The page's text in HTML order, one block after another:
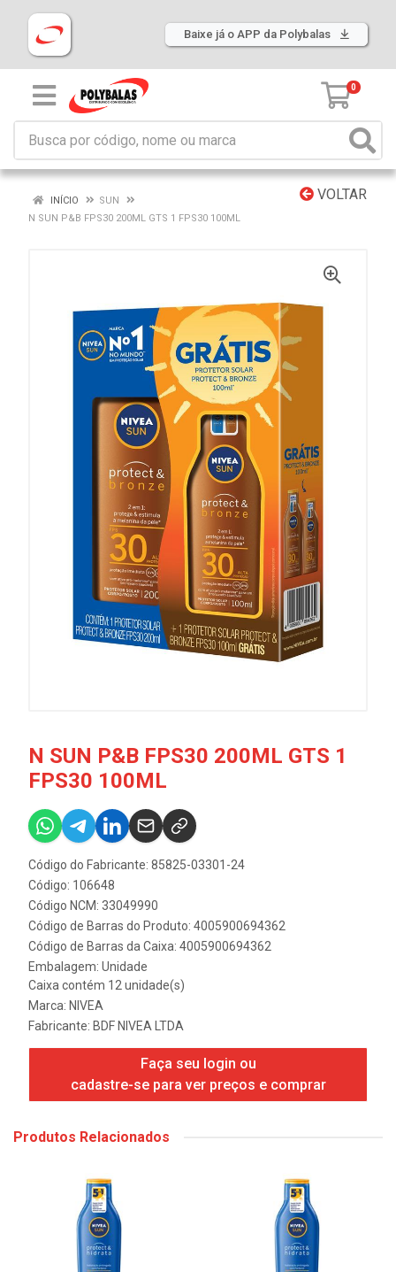
Baixe já o APP da Polybalas
0
VOLTAR
INÍCIO
SUN
N SUN P&B FPS30 200ML GTS 1 FPS30 100ML
N SUN P&B FPS30 200ML GTS 1
FPS30 100ML
Código do Fabricante: 85825-03301-24
Código: 106648
Código NCM: 33049990
Código de Barras do Produto: 4005900694362
Código de Barras da Caixa: 4005900694362
Embalagem: Unidade
Caixa contém 12 unidade(s)
Marca: NIVEA
Fabricante: BDF NIVEA LTDA
Faça seu login ou
cadastre-se para ver preços e comprar
Produtos Relacionados